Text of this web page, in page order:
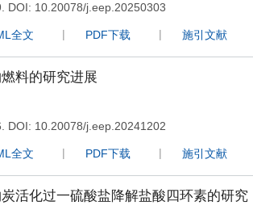
DOI: 10.20078/j.eep.20250303
全文 PDF下载 施引文献
料的研究进展
DOI: 10.20078/j.eep.20241202
全文 PDF下载 施引文献
活化过一硫酸盐降解盐酸四环素的研究